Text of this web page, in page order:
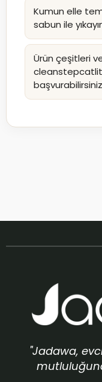
Kumun elle
sabun ile
Ürün çeşitleri
"Jadawa,